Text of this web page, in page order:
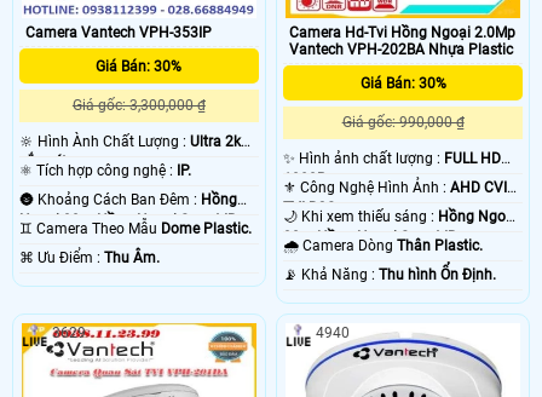
Camera Vantech VPH-353IP
Giá Bán: 30%
Giá gốc: 3,300,000 ₫
🔆 Hình Ành Chất Lượng : Ultra 2k+
sắc nét .
⚛️ Tích hợp công nghệ : IP.
🌚 Khoảng Cách Ban Đêm : Hồng
Ngoại 30m Hồng Ngoại Smart IR.
♊ Camera Theo Mẫu Dome Plastic.
️⌘ Ưu Điểm : Thu Âm.
Camera Hd-Tvi Hồng Ngoại 2.0Mp
Vantech VPH-202BA Nhựa Plastic
Giá Bán: 30%
Giá gốc: 990,000 ₫
✨ Hình ảnh chất lượng : FULL HD
1080P .
⚜️ Công Nghệ Hình Ảnh :AHD CVI
TVI BCS.
🌙 Khi xem thiếu sáng : Hồng Ngoại
30m Hồng Ngoại Smart IR.
🌧️ Camera DòngThân Plastic.
️📡 Khả Năng :Thu hình Ổn Định.
3629 4940